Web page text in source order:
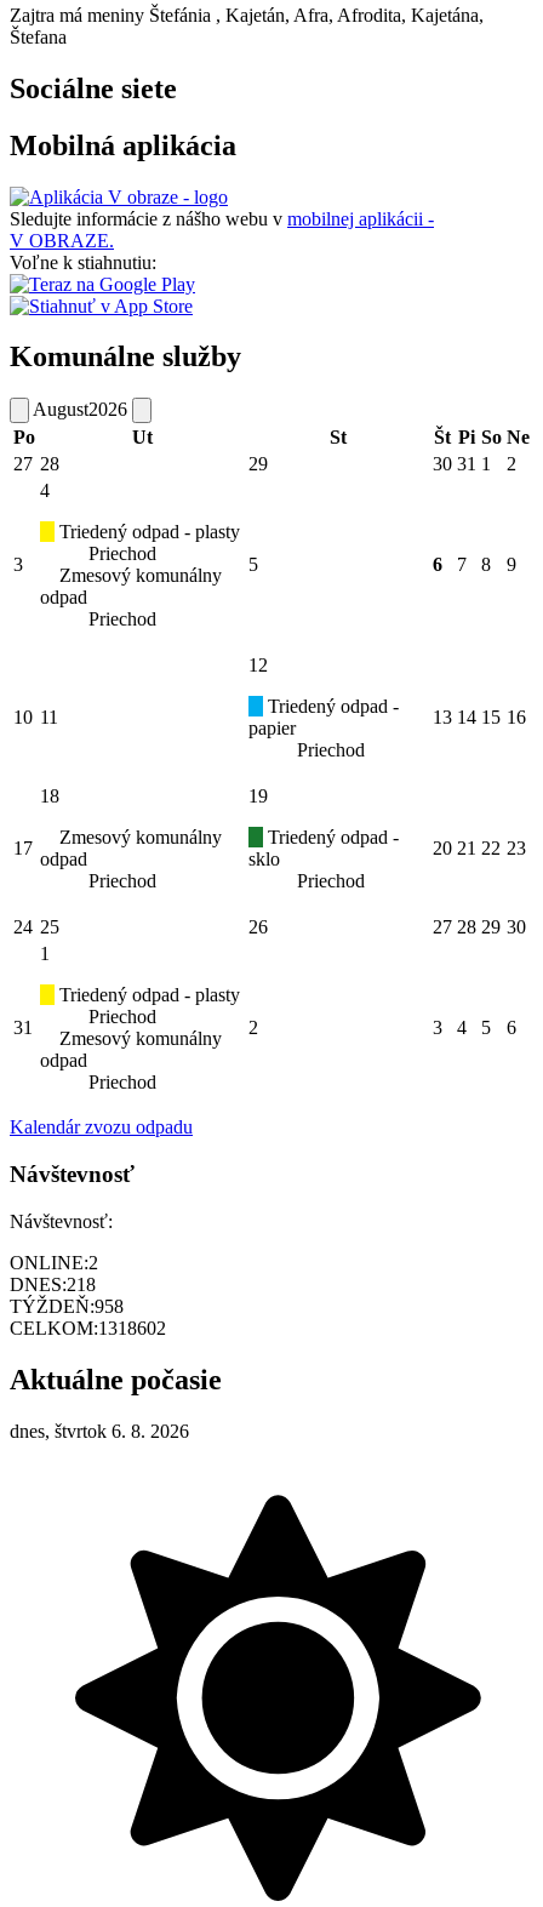
Zajtra má meniny Štefánia , Kajetán, Afra, Afrodita, Kajetána,
Štefana
Sociálne siete
Mobilná aplikácia
Sledujte informácie z nášho webu v mobilnej aplikácii -
V OBRAZE.
Voľne k stiahnutiu:
Komunálne služby
August2026
Po
Ut St Št Pi So Ne
27 28 29 30 31 1 2
3
4
Triedený odpad - plasty
Priechod
Zmesový komunálny
odpad
Priechod
5 6 7 8 9
10 11
12
Triedený odpad -
papier
Priechod
13 14 15 16
17
18
Zmesový komunálny
odpad
Priechod
19
Triedený odpad -
sklo
Priechod
20 21 22 23
24 25 26 27 28 29 30
31
1
Triedený odpad - plasty
Priechod
Zmesový komunálny
odpad
Priechod
2 3 4 5 6
Kalendár zvozu odpadu
Návštevnosť
Návštevnosť:
ONLINE:2
DNES:218
TÝŽDEŇ:958
CELKOM:1318602
Aktuálne počasie
dnes, štvrtok 6. 8. 2026